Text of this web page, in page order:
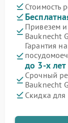
Стоимость
Привезем
Bauknecht
Гарантия
до 3-х лет
Срочный
Bauknecht
Скидка для